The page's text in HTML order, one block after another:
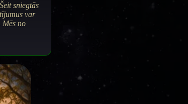
Šeit sniegtās
var
Mēs no